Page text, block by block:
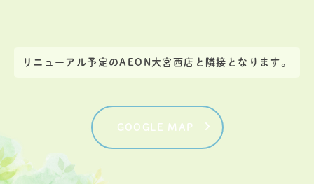
リニューアル予定のAEON大宮西店と隣接となります。
GOOGLE MAP